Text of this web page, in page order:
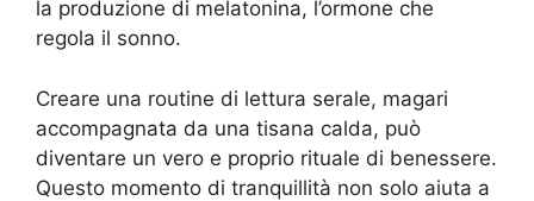
la produzione di melatonina, l’ormone che
regola il sonno.
Creare una routine di lettura serale, magari
accompagnata da una tisana calda, può
diventare un vero e proprio rituale di benessere.
Questo momento di tranquillità non solo aiuta a